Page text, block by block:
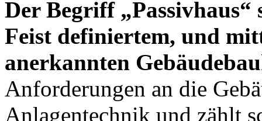
Der Begriff
Feist definiertem, und
anerkannten
Anforderungen an die
Anlagentechnik und zählt